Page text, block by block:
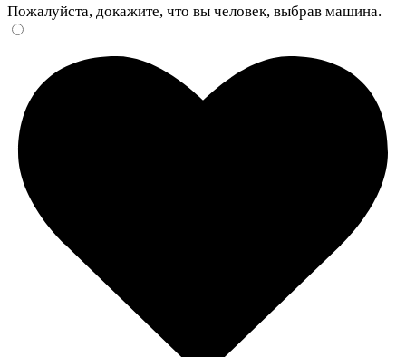
Пожалуйста, докажите, что вы человек, выбрав машина.